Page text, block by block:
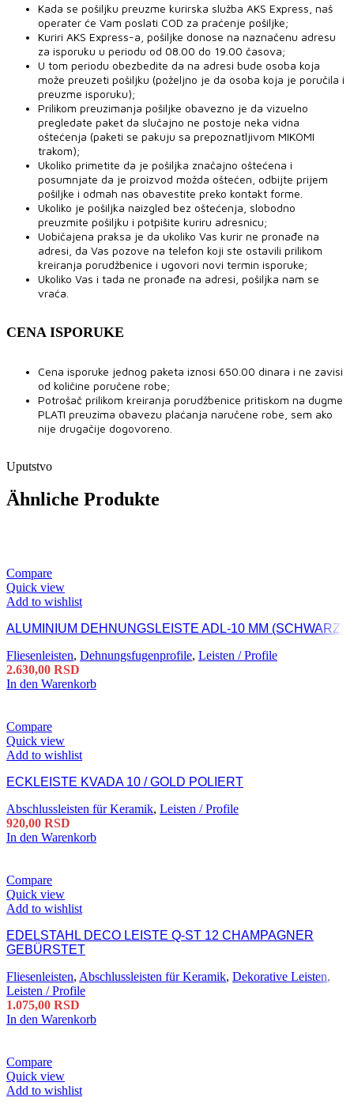
Kada se pošiljku preuzme kurirska služba AKS Express, naš
operater će Vam poslati COD za praćenje pošiljke;
Kuriri AKS Express-a, pošiljke donose na naznačenu adresu
za isporuku u periodu od 08.00 do 19.00 časova;
U tom periodu obezbedite da na adresi bude osoba koja
može preuzeti pošiljku (poželjno je da osoba koja je poručila i
preuzme isporuku);
Prilikom preuzimanja pošiljke obavezno je da vizuelno
pregledate paket da slučajno ne postoje neka vidna
oštećenja (paketi se pakuju sa prepoznatljivom MIKOMI
trakom);
Ukoliko primetite da je pošiljka značajno oštećena i
posumnjate da je proizvod možda oštećen, odbijte prijem
pošiljke i odmah nas obavestite preko kontakt forme.
Ukoliko je pošiljka naizgled bez oštećenja, slobodno
preuzmite pošiljku i potpišite kuriru adresnicu;
Uobičajena praksa je da ukoliko Vas kurir ne pronađe na
adresi, da Vas pozove na telefon koji ste ostavili prilikom
kreiranja porudžbenice i ugovori novi termin isporuke;
Ukoliko Vas i tada ne pronađe na adresi, pošiljka nam se
vraća.
CENA ISPORUKE
Cena isporuke jednog paketa iznosi 650.00 dinara i ne zavisi
od količine poručene robe;
Potrošač prilikom kreiranja porudžbenice pritiskom na dugme
PLATI preuzima obavezu plaćanja naručene robe, sem ako
nije drugačije dogovoreno.
Uputstvo
Ähnliche Produkte
Compare
Quick view
Add to wishlist
ALUMINIUM DEHNUNGSLEISTE ADL-10 MM (SCHWARZ)
Fliesenleisten, Dehnungsfugenprofile, Leisten / Profile
2.630,00 RSD
In den Warenkorb
Compare
Quick view
Add to wishlist
ECKLEISTE KVADA 10 / GOLD POLIERT
Abschlussleisten für Keramik, Leisten / Profile
920,00 RSD
In den Warenkorb
Compare
Quick view
Add to wishlist
EDELSTAHL DECO LEISTE Q-ST 12 CHAMPAGNER
GEBÜRSTET
Fliesenleisten, Abschlussleisten für Keramik, Dekorative Leisten,
Leisten / Profile
1.075,00 RSD
In den Warenkorb
Compare
Quick view
Add to wishlist